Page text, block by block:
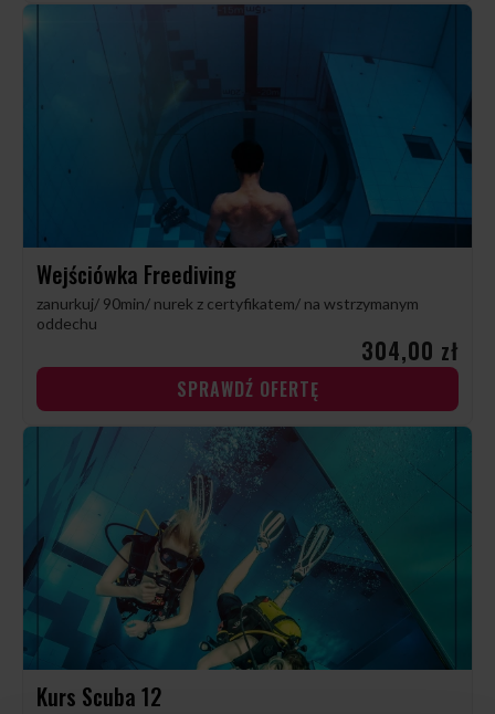
Wejściówka Freediving
zanurkuj/ 90min/ nurek z certyfikatem/ na wstrzymanym
oddechu
304,00 zł
SPRAWDŹ OFERTĘ
Kurs Scuba 12